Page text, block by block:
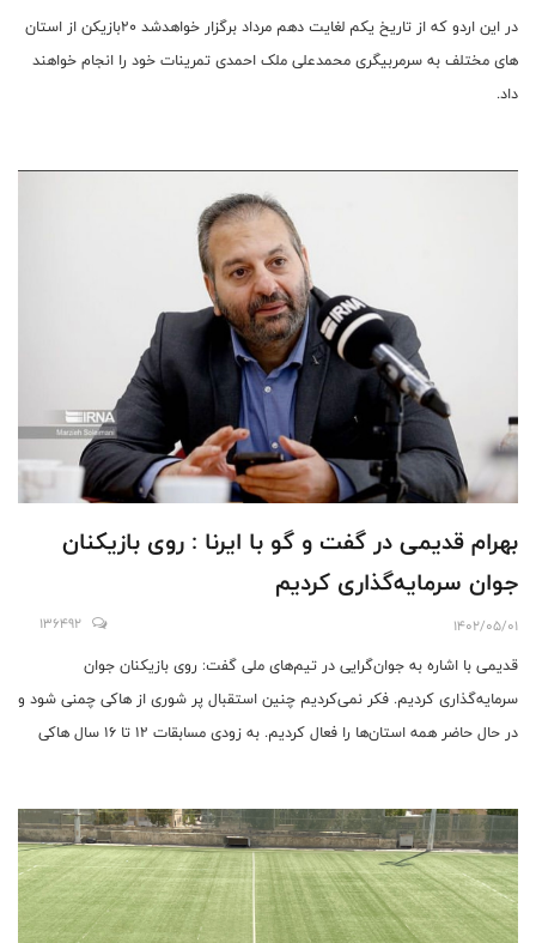
در این اردو که از تاریخ یکم لغایت دهم مرداد برگزار خواهدشد ۲۰بازیکن از استان
های مختلف به سرمربیگری محمدعلی ملک احمدی تمرینات خود را انجام خواهند
داد.
بهرام قدیمی در گفت و گو با ایرنا : روی بازیکنان
جوان سرمایه‌گذاری کردیم
1402/05/01
136492
قدیمی با اشاره به جوان‌گرایی در تیم‌های ملی گفت: روی بازیکنان جوان
سرمایه‌گذاری کردیم. فکر نمی‌کردیم چنین استقبال پر شوری از هاکی چمنی شود و
در حال حاضر همه استان‌ها را فعال کردیم. به زودی مسابقات ۱۲ تا ۱۶ سال هاکی